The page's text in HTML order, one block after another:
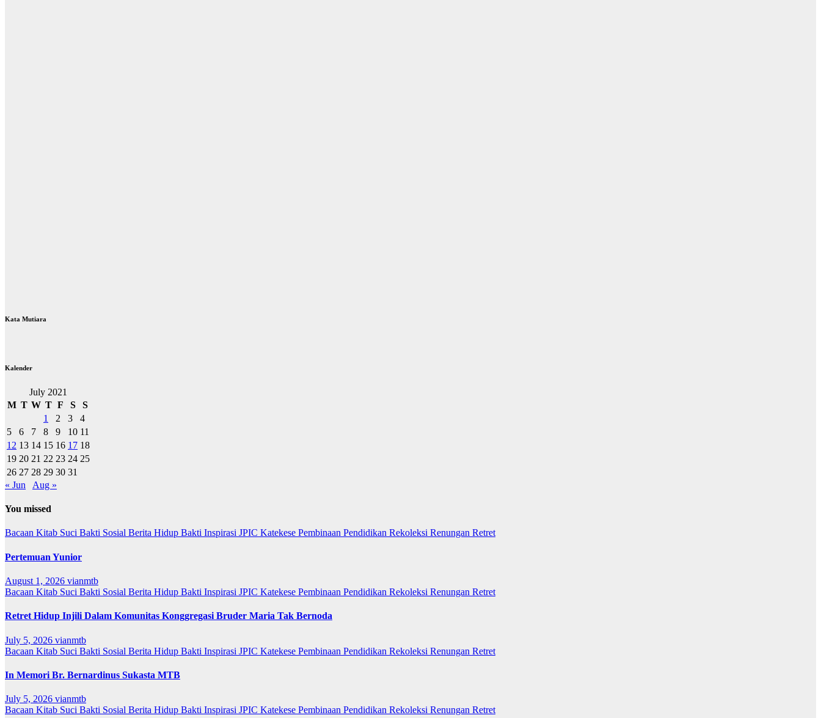
Kata Mutiara
Kalender
July 2021
M T W T F S
S
1
2 3
4
5
6 7 8 9 10 11
12 13 14 15 16 17 18
19 20 21 22 23 24 25
26 27 28 29 30 31
« Jun
Aug »
You missed
Bacaan Kitab Suci Bakti Sosial Berita Hidup Bakti Inspirasi JPIC Katekese Pembinaan Pendidikan Rekoleksi Renungan Retret
Pertemuan Yunior
August 1, 2026 vianmtb
Bacaan Kitab Suci Bakti Sosial Berita Hidup Bakti Inspirasi JPIC Katekese Pembinaan Pendidikan Rekoleksi Renungan Retret
Retret Hidup Injili Dalam Komunitas Konggregasi Bruder Maria Tak Bernoda
July 5, 2026 vianmtb
Bacaan Kitab Suci Bakti Sosial Berita Hidup Bakti Inspirasi JPIC Katekese Pembinaan Pendidikan Rekoleksi Renungan Retret
In Memori Br. Bernardinus Sukasta MTB
July 5, 2026 vianmtb
Bacaan Kitab Suci Bakti Sosial Berita Hidup Bakti Inspirasi JPIC Katekese Pembinaan Pendidikan Rekoleksi Renungan Retret